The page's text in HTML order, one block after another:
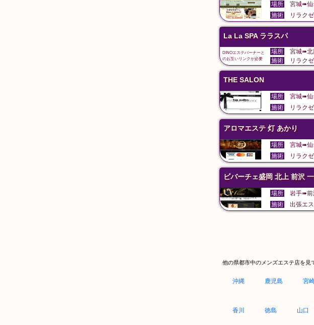
場所 宮城➠仙
施術 リラク
La La SPA ララスパ
DINOエステバーナーと
のお互いリンクが必要
場所 宮城➠北
施術 リラク
THE SALON
場所 宮城➠仙
施術 リラク
アロマエステ 灯 あかり
場所 宮城➠仙
施術 リラク
ビバーチェ盛岡 北上 前沢
場所 岩手➠前
施術 出張エ
他の県都市中のメンズエステ店を見
沖縄 鹿児島 宮
香川 徳島 山口